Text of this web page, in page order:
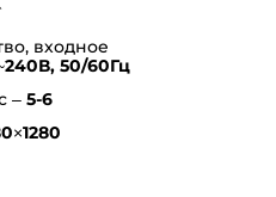
входное
50/60Гц
– 5-6